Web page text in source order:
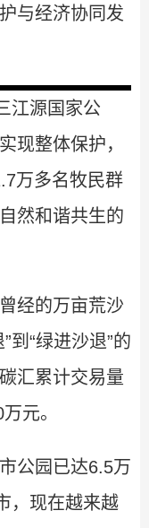
与经济协同发
江源国家公
现整体保护，
万多名牧民群
然和谐共生的
经的万亩荒沙
到“绿进沙退”的
汇累计交易量
元。
公园已达6.5万
，现在越来越